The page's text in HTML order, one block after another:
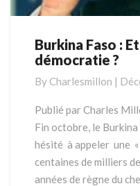
Burkina
Faso
Etat
de
ou
démocratie
?
Burkina Faso :
démocratie ?
By Charlesmillon |
Publié par Charles
Fin octobre, le Burkina
hésité à appeler une
centaines de milliers
années de règne du